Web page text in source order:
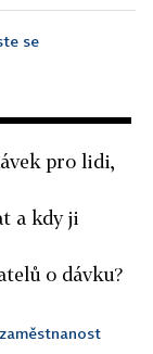
se
pro lidi,
a kdy ji
o dávku?